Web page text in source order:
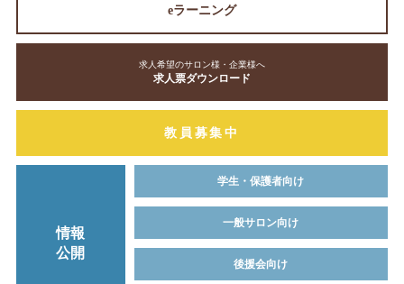
eラーニング
求人希望のサロン様・企業様へ
求人票ダウンロード
教員募集中
情報
公開
学生・保護者向け
一般サロン向け
後援会向け